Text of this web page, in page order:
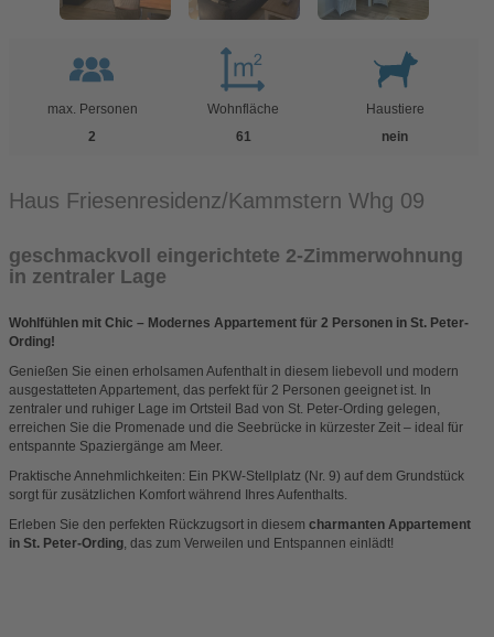
max. Personen
2
Wohnfläche
61
Haustiere
nein
Haus Friesenresidenz/Kammstern Whg 09
geschmackvoll eingerichtete 2-Zimmerwohnung
in zentraler Lage
Wohlfühlen mit Chic – Modernes Appartement für 2 Personen in St. Peter-
Ording!
Genießen Sie einen erholsamen Aufenthalt in diesem liebevoll und modern
ausgestatteten Appartement, das perfekt für 2 Personen geeignet ist. In
zentraler und ruhiger Lage im Ortsteil Bad von St. Peter-Ording gelegen,
erreichen Sie die Promenade und die Seebrücke in kürzester Zeit – ideal für
entspannte Spaziergänge am Meer.
Praktische Annehmlichkeiten: Ein PKW-Stellplatz (Nr. 9) auf dem Grundstück
sorgt für zusätzlichen Komfort während Ihres Aufenthalts.
Erleben Sie den perfekten Rückzugsort in diesem charmanten Appartement
in St. Peter-Ording , das zum Verweilen und Entspannen einlädt!